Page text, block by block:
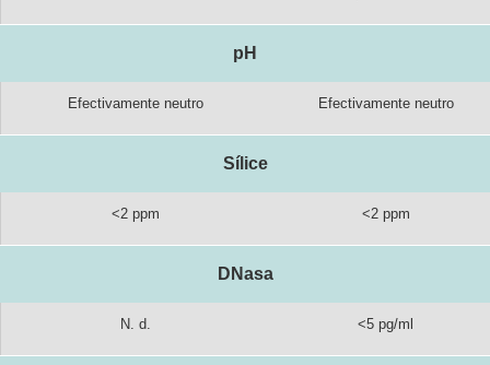
pH
Efectivamente neutro Efectivamente neutro
Sílice
<2 ppm <2 ppm
DNasa
N. d. <5 pg/ml